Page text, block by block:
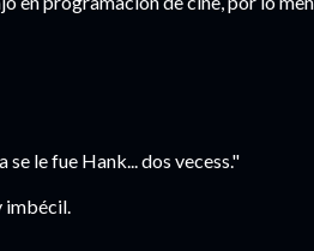
le fue Hank... dos vecess."
imbécil.